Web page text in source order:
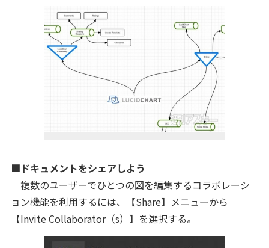
■ドキュメントをシェアしよう
複数のユーザーでひとつの図を編集するコラボレーシ
ョン機能を利用するには、【Share】メニューから
【Invite Collaborator（s）】を選択する。